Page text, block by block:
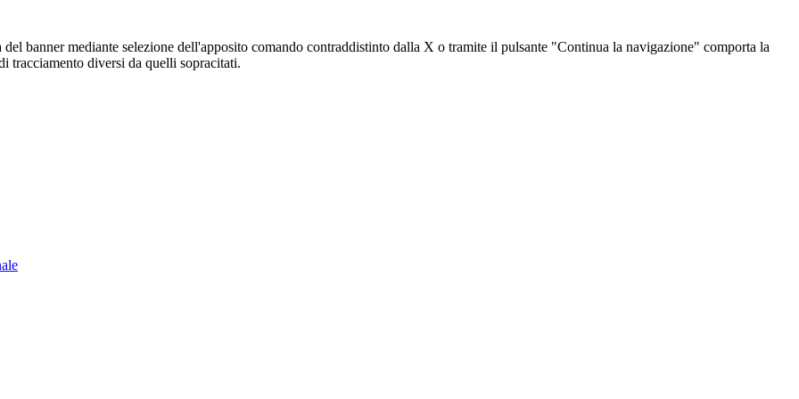
banner mediante selezione dell'apposito comando contraddistinto dalla X o tramite il pulsante "Continua la navigazione" comporta la
tracciamento diversi da quelli sopracitati.